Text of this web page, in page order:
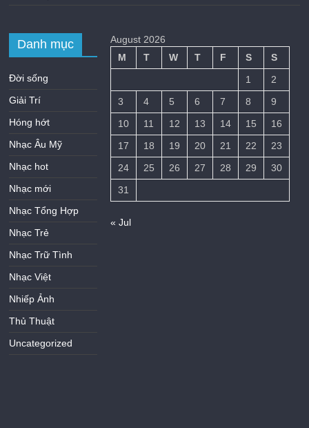
Danh mục
Đời sống
Giải Trí
Hóng hớt
Nhạc Âu Mỹ
Nhạc hot
Nhạc mới
Nhạc Tổng Hợp
Nhạc Trẻ
Nhạc Trữ Tình
Nhạc Việt
Nhiếp Ảnh
Thủ Thuật
Uncategorized
August 2026
M
T W T F S
S
1
2
3
4 5 6 7 8
9
10
11 12 13 14 15
16
17
18 19 20 21 22
23
24
25 26 27 28 29
30
31
« Jul